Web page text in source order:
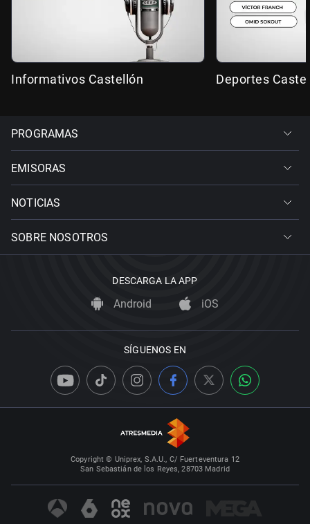
Informativos Castellón Deportes
PROGRAMAS
EMISORAS
NOTICIAS
SOBRE NOSOTROS
DESCARGA LA APP
Android iOS
SÍGUENOS EN
Copyright © Uniprex, S.A.U., C/ Fuerteventura 12
San Sebastián de los Reyes, 28703 Madrid